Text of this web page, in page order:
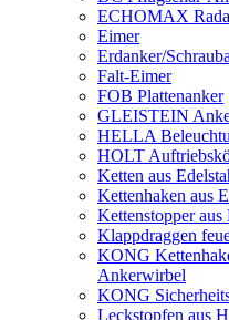
ECHOMAX
Eimer
Erdanker/
Falt-Eimer
FOB Plattenanker
GLEISTEIN
HELLA
HOLT
Ketten aus
Kettenhaken aus
Kettenstopper aus
Klappdraggen
KONG
Ankerwirbel
KONG
Leckstopfen aus